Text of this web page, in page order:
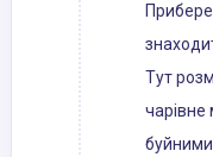
Тут
чарівне
буйними